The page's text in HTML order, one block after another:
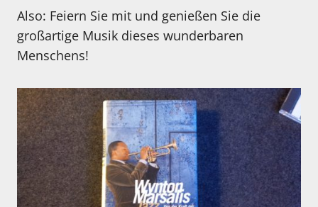
Also: Feiern Sie mit und genießen Sie die
großartige Musik dieses wunderbaren
Menschens!